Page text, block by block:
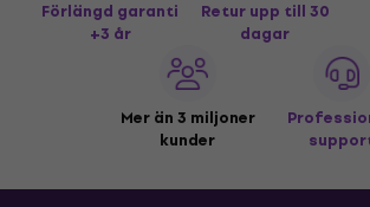
Förlängd garanti
+3 år
Retur upp till 30
dagar
Mer än 3 miljoner
kunder